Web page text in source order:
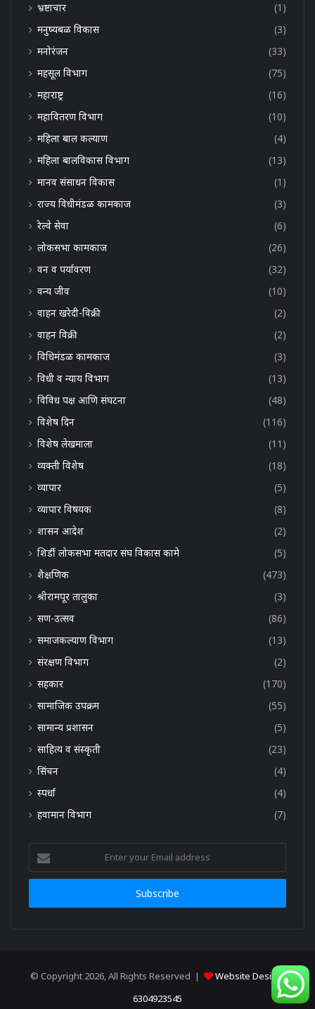
भ्रष्टाचार
(1)
मनुष्यबळ विकास
(3)
मनोरंजन
(33)
महसूल विभाग
(75)
महाराष्ट्र
(16)
महावितरण विभाग
(10)
महिला बाल कल्याण
(4)
महिला बालविकास विभाग
(13)
मानव संसाधन विकास
(1)
राज्य विधीमंडळ कामकाज
(3)
रेल्वे सेवा
(6)
लोकसभा कामकाज
(26)
वन व पर्यावरण
(32)
वन्य जीव
(10)
वाहन खरेदी-विक्री
(2)
वाहन विक्री
(2)
विधिमंडळ कामकाज
(3)
विधी व न्याय विभाग
(13)
विविध पक्ष आणि संघटना
(48)
विशेष दिन
(116)
विशेष लेखमाला
(11)
व्यक्ती विशेष
(18)
व्यापार
(5)
व्यापार विषयक
(8)
शासन आदेश
(2)
शिर्डी लोकसभा मतदार संघ विकास कामे
(5)
शैक्षणिक
(473)
श्रीरामपूर तालुका
(3)
सण-उत्सव
(86)
समाजकल्याण विभाग
(13)
संरक्षण विभाग
(2)
सहकार
(170)
सामाजिक उपक्रम
(55)
सामान्य प्रशासन
(5)
साहित्य व संस्कृती
(23)
सिंचन
(4)
स्पर्धा
(4)
हवामान विभाग
(7)
your
Email
© Copyright 2026, All Rights Reserved |
Website Design:
6304923545